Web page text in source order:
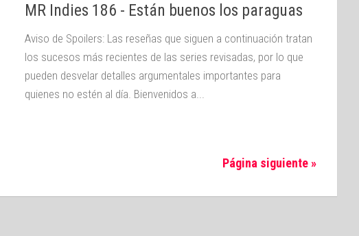
MR Indies 186 - Están buenos los paraguas
Aviso de Spoilers: Las reseñas que siguen a continuación tratan
los sucesos más recientes de las series revisadas, por lo que
pueden desvelar detalles argumentales importantes para
quienes no estén al día. Bienvenidos a...
Página siguiente »